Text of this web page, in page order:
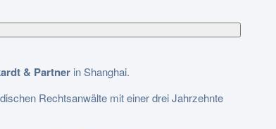
& Partnerin Shanghai.
Rechtsanwälte mit einer drei Jahrzehnte